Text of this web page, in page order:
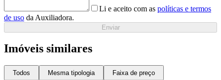
Li e aceito com as políticas e termos
de uso da Auxiliadora.
Enviar
Imóveis similares
Todos Mesma tipologia Faixa de preço